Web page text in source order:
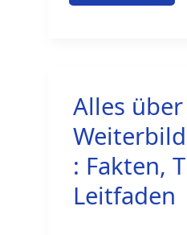
Jobs
Finanzamt?
Alles über
: Fakten,
Leitfaden